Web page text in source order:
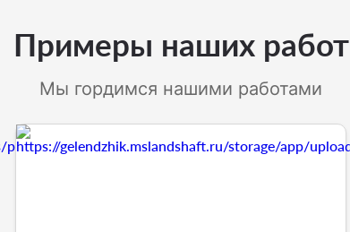
Примеры наших работ
Мы гордимся нашими работами